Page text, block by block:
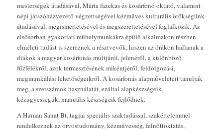
mesterségek átadásával, Márta fazekas és kosárfonó oktató, valamint
népi játszóházvezető végzettségével kézműves kulturális örökségünk
átadásával, megismertetésével és megszerettetésével foglalkozik. Az
elsősorban gyakorlati műhelymunkákra épülő alkalmakon részben
elméleti tudást is szereznek a résztvevők, hiszen az órákon hallanak a
diákok a magyar kosárfonás múltjáról, jelenéről, a különböző
fűzfélékről, azok termesztésének mikéntjéről, feldolgozási,
megmunkálási lehetőségeikről. A kosárfonás alapműveleteit tanulják
meg, a szerszámok használatát, ezáltal alapkészségeik,
kézügyességük, manuális készségeik fejlődnek.
A Human Sanat Bt. tagjai speciális szaktudással, szakértelemmel
rendelkeznek az orvostudomány, kézművesség, felnőttoktatás,